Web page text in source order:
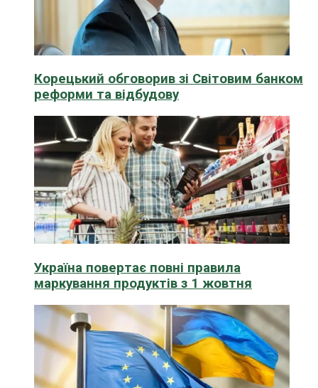
Корецький обговорив зі Світовим банком
реформи та відбудову
Україна повертає повні правила
маркування продуктів з 1 жовтня